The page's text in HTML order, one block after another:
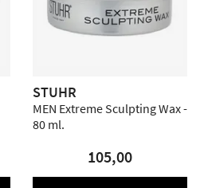
STUHR
MEN Extreme Sculpting Wax -
80 ml.
105,00